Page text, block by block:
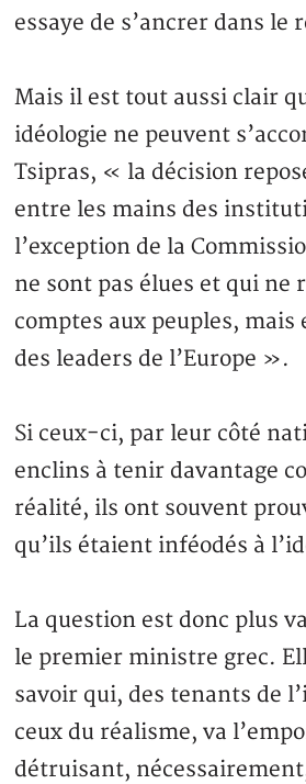
essaye de s’ancrer dans le
Mais il est tout aussi clair
idéologie ne peuvent
Tsipras, « la décision
entre les mains des
l’exception de la
ne sont pas élues et qui ne
comptes aux peuples, mais
des leaders de l’Europe ».
Si ceux-ci, par leur côté
enclins à tenir davantage
réalité, ils ont souvent
qu’ils étaient inféodés à
La question est donc plus
le premier ministre grec.
savoir qui, des tenants de
ceux du réalisme, va
détruisant,